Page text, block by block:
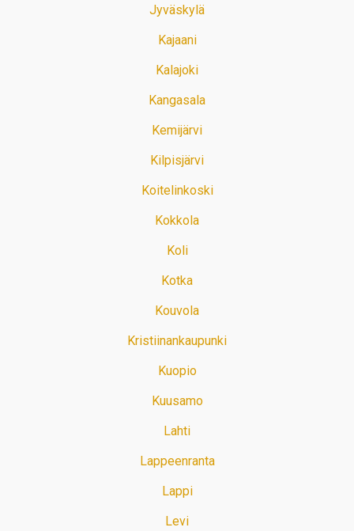
Jyväskylä
Kajaani
Kalajoki
Kangasala
Kemijärvi
Kilpisjärvi
Koitelinkoski
Kokkola
Koli
Kotka
Kouvola
Kristiinankaupunki
Kuopio
Kuusamo
Lahti
Lappeenranta
Lappi
Levi